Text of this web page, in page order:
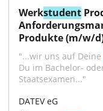
Werkstudent
Produkte (m/w/
"...wir uns auf Deine
Du im Bachelor-
Staatsexamen..."
DATEV eG